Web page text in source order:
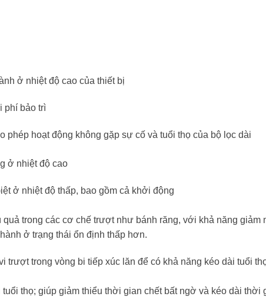
ở nhiệt độ cao của thiết bị
phí bảo trì
phép hoạt động không gặp sự cố và tuổi thọ của bộ lọc dài
ở nhiệt độ cao
ở nhiệt độ thấp, bao gồm cả khởi động
quả trong các cơ chế trượt như bánh răng, với khả năng giảm
ở trạng thái ổn định thấp hơn.
trượt trong vòng bi tiếp xúc lăn để có khả năng kéo dài tuổi
thọ; giúp giảm thiểu thời gian chết bất ngờ và kéo dài thời